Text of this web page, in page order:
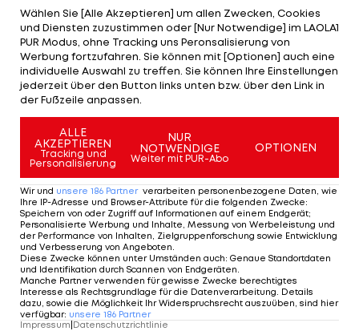
geschlagen geben. Im Auftaktspiel unterlagen
Winter/Petutschnig den Europameistern
Nicolai/Lupo (ITA) in zwei Sätzen. Im letzten
Gruppenspiel treffen die beiden Österreicher am
Freitag auf die ebenfalls noch sieglosen
Deutschen Walkenhorst/Windscheif.
Mehr zum Thema
Wählen Sie [Alle Akzeptieren] um allen Zwecken, Cookies
und Diensten zuzustimmen oder [Nur Notwendige] im LAOLA1
PUR Modus, ohne Tracking uns Peronsalisierung von
Werbung fortzufahren. Sie können mit [Optionen] auch eine
individuelle Auswahl zu treffen. Sie können Ihre Einstellungen
jederzeit über den Button links unten bzw. über den Link in
der Fußzeile anpassen.
ALLE
AKZEPTIEREN
Tracking und
Personalisierung
NUR
NOTWENDIGE
Weiter mit PUR-Abo
OPTIONEN
Wir und unsere 186 Partner verarbeiten personenbezogene Daten, wie
Ihre IP-Adresse und Browser-Attribute für die folgenden Zwecke:
Speichern von oder Zugriff auf Informationen auf einem Endgerät;
Personalisierte Werbung und Inhalte, Messung von Werbeleistung und
der Performance von Inhalten, Zielgruppenforschung sowie Entwicklung
und Verbesserung von Angeboten.
Diese Zwecke können unter Umständen auch: Genaue Standortdaten
und Identifikation durch Scannen von Endgeräten.
Manche Partner verwenden für gewisse Zwecke berechtigtes
Interesse als Rechtsgrundlage für die Datenverarbeitung. Details
dazu, sowie die Möglichkeit Ihr Widerspruchsrecht auszuüben, sind hier
verfügbar: unsere 186 Partner
Impressum Datenschutzrichtlinie